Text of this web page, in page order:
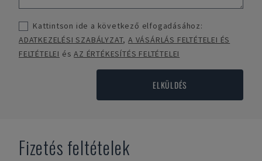
Kattintson ide a következő elfogadásához:
ADATKEZELÉSI SZABÁLYZAT,A VÁSÁRLÁS FELTÉTELEI ÉS
FELTÉTELEI ésAZ ÉRTÉKESÍTÉS FELTÉTELEI
ELKÜLDÉS
Fizetés feltételek